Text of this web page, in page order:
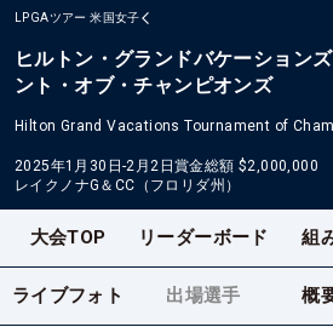
LPGAツアー 米国女子
ヒルトン・グランドバケーション
ント・オブ・チャンピオンズ
Hilton Grand Vacations Tournament of
2025年1月30日-2月2日賞金総額 $2,000,000
レイクノナG＆CC（フロリダ州）
大会TOP リーダーボード 組
ライブフォト 出場選手 概